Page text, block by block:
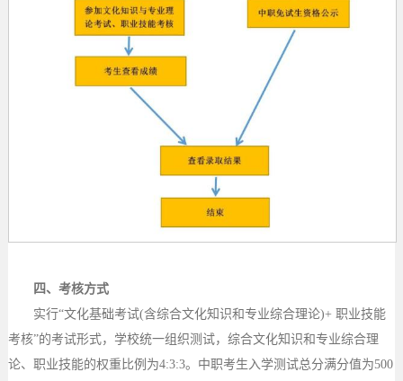
四、考核方式
实行“文化基础考试(含综合文化知识和专业综合理论)+ 职业技能
考核”的考试形式，学校统一组织测试，综合文化知识和专业综合理
论、职业技能的权重比例为4:3:3。中职考生入学测试总分满分值为500